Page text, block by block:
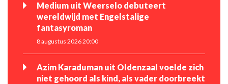
Medium uit Weerselo debuteert
wereldwijd met Engelstalige
fantasyroman
8 augustus 2026 20:00
Azim Karaduman uit Oldenzaal voelde zich
niet gehoord als kind, als vader doorbreekt